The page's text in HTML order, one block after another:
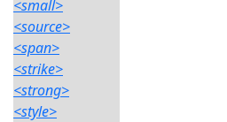
<small>
<source>
<span>
<strike>
<strong>
<style>